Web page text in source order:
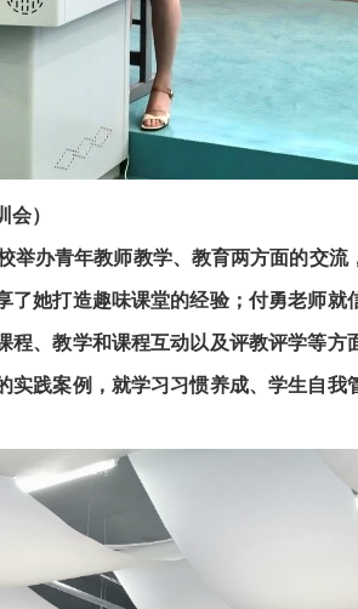
会）
举办青年教师教学、教育两方面的交
了她打造趣味课堂的经验；付勇老师
程、教学和课程互动以及评教评学等
实践案例，就学习习惯养成、学生自